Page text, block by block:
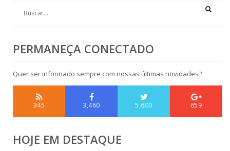
PERMANEÇA CONECTADO
Quer ser informado sempre com nossas últimas novidades?
345 3,460 5,600 659
HOJE EM DESTAQUE